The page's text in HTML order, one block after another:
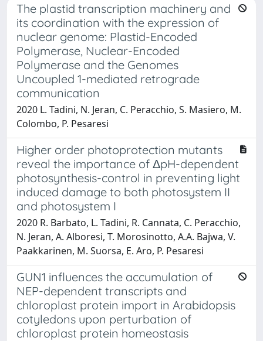
The plastid transcription machinery and
its coordination with the expression of
nuclear genome: Plastid-Encoded
Polymerase, Nuclear-Encoded
Polymerase and the Genomes
Uncoupled 1-mediated retrograde
communication
2020 L. Tadini, N. Jeran, C. Peracchio, S. Masiero, M.
Colombo, P. Pesaresi
Higher order photoprotection mutants
reveal the importance of ΔpH-dependent
photosynthesis-control in preventing light
induced damage to both photosystem II
and photosystem I
2020 R. Barbato, L. Tadini, R. Cannata, C. Peracchio,
N. Jeran, A. Alboresi, T. Morosinotto, A.A. Bajwa, V.
Paakkarinen, M. Suorsa, E. Aro, P. Pesaresi
GUN1 influences the accumulation of
NEP-dependent transcripts and
chloroplast protein import in Arabidopsis
cotyledons upon perturbation of
chloroplast protein homeostasis